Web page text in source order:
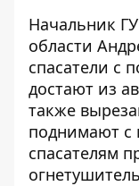
Начальник
области
спасатели с
достают из
также
поднимают с
спасателям